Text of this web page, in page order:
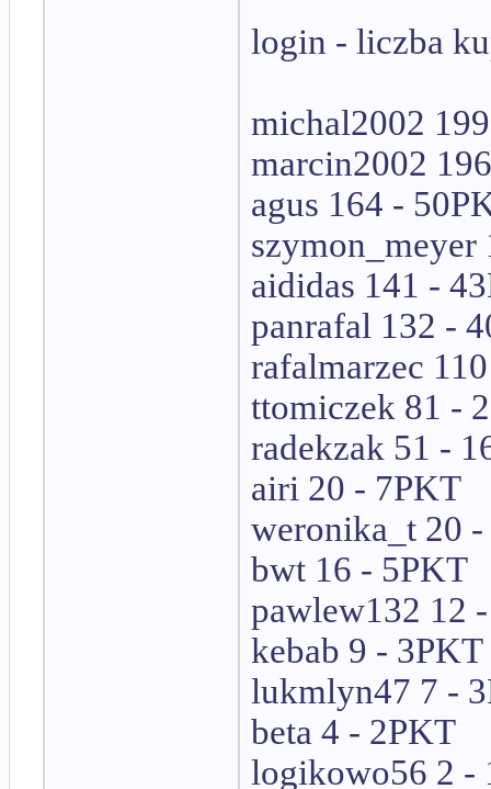
login - liczba
michal2002
marcin2002
agus 164 -
szymon_meyer
aididas 141 -
panrafal 132 -
rafalmarzec
ttomiczek 81 -
radekzak 51 -
airi 20 - 7PKT
weronika_t 20
bwt 16 - 5PKT
pawlew132 12
kebab 9 - 3PKT
lukmlyn47 7 -
beta 4 - 2PKT
logikowo56 2 -